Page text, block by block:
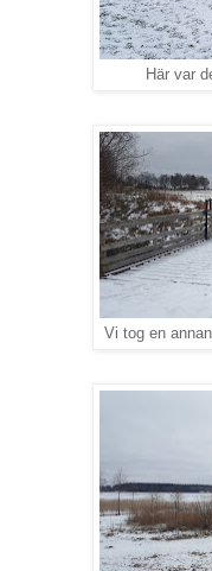
Här var
Vi tog en